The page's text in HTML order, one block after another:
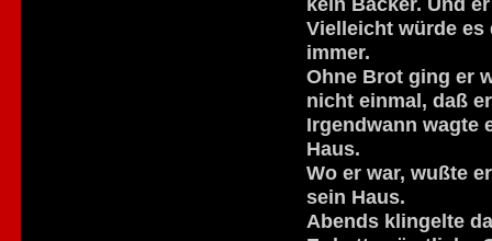
Vielleicht würde es
immer.
Ohne Brot ging er
nicht einmal, daß
Irgendwann wagte
Haus.
Wo er war, wußte
sein Haus.
Abends klingelte